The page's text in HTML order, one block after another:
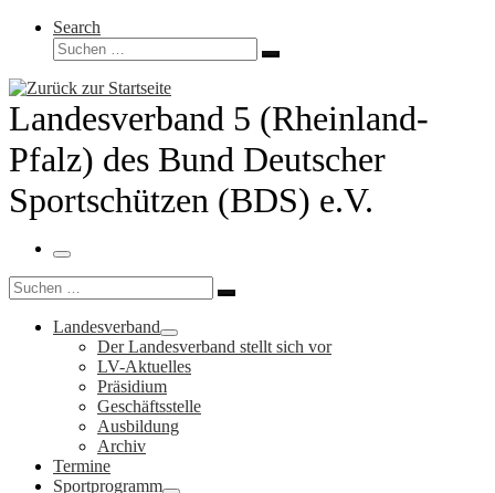
Search
Suche
Suchen …
Landesverband 5 (Rheinland-
Pfalz) des Bund Deutscher
Sportschützen (BDS) e.V.
Menü
Suche
Suchen …
Landesverband
Der Landesverband stellt sich vor
LV-Aktuelles
Präsidium
Geschäftsstelle
Ausbildung
Archiv
Termine
Sportprogramm